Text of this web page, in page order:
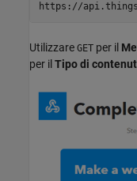
Utilizzare GET per il
per il Tipo di